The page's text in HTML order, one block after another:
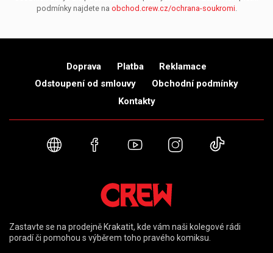
podmínky najdete na obchod.crew.cz/ochrana-soukromi.
Doprava Platba
Reklamace
Odstoupení od smlouvy
Obchodní podmínky
Kontakty
Webové stránky
FacebookYouTubeInstagram
Zastavte se na prodejně Krakatit, kde vám naši kolegové rádi
poradí či pomohou s výběrem toho pravého komiksu.